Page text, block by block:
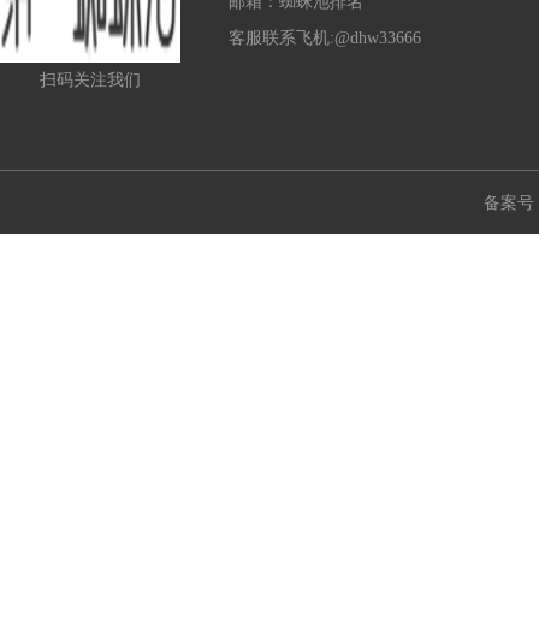
扫码关注我们
客服联系飞机:@dhw33666
备案号